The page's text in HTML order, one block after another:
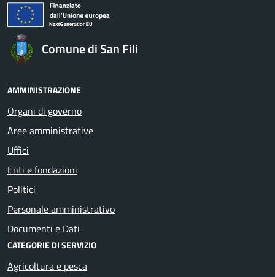
Comune di San Fili
AMMINISTRAZIONE
Organi di governo
Aree amministrative
Uffici
Enti e fondazioni
Politici
Personale amministrativo
Documenti e Dati
CATEGORIE DI SERVIZIO
Agricoltura e pesca